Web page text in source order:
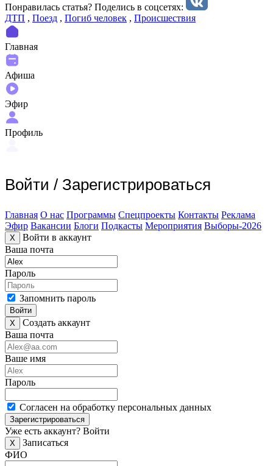
Понравилась статья? Поделиcь в соцсетях:
ДТП , Поезд , Погиб человек , Происшествия
Главная
Афиша
Эфир
Профиль
Войти / Зарегистрироваться
Главная О нас Программы Спецпроекты Контакты Реклама
Эфир Вакансии Блоги Подкасты Мероприятия Выборы-2026
X
Войти в аккаунт
Ваша почта
Пароль
Запомнить пароль
Войти
X
Создать аккаунт
Ваша почта
Ваше имя
Пароль
Согласен на обработку персональных данных
Зарегистрироваться
Уже есть аккаунт? Войти
X
Записаться
ФИО